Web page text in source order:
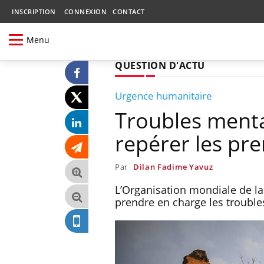
INSCRIPTION CONNEXION CONTACT
Menu
QUESTION D'ACTU
Urgence humanitaire
Troubles
repérer les
Par Dilan Fadime Yavuz
L’Organisation mondiale de
prendre en charge les